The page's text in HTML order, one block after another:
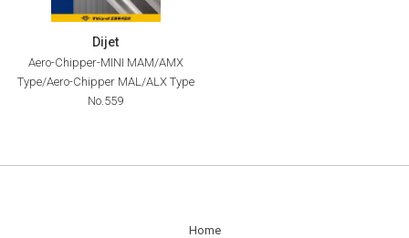
Dijet
Aero-Chipper-MINI MAM/AMX
Type/Aero-Chipper MAL/ALX Type
No.559
Home